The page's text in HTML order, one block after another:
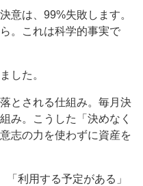
意は、99%失敗します。
。これは科学的事実で
した。
とされる仕組み。毎月決
み。こうした「決めなく
志の力を使わずに資産を
利用する予定がある」